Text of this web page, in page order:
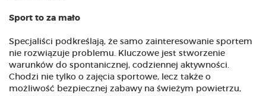
Sport to za mało
Specjaliści podkreślają, że samo zainteresowanie sportem
nie rozwiązuje problemu. Kluczowe jest stworzenie
warunków do spontanicznej, codziennej aktywności.
Chodzi nie tylko o zajęcia sportowe, lecz także o
możliwość bezpiecznej zabawy na świeżym powietrzu,